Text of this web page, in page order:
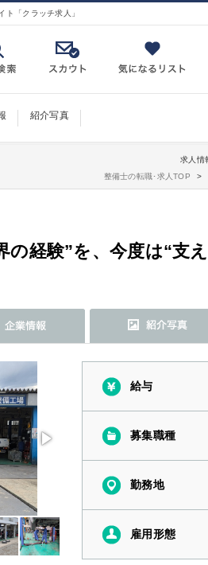
ト「クラッチ求人」
紹介写真
求人情
整備士の転職･求人TOP
の経験”を、今度は“支
給与
募集職種
勤務地
雇用形態